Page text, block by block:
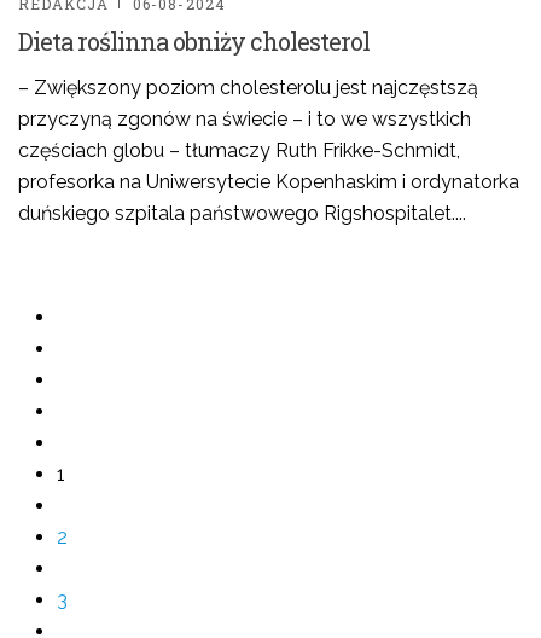
Dieta roślinna obniży cholesterol
– Zwiększony poziom cholesterolu jest najczęstszą
przyczyną zgonów na świecie – i to we wszystkich
częściach globu – tłumaczy Ruth Frikke-Schmidt,
profesorka na Uniwersytecie Kopenhaskim i ordynatorka
duńskiego szpitala państwowego Rigshospitalet....
1
2
3